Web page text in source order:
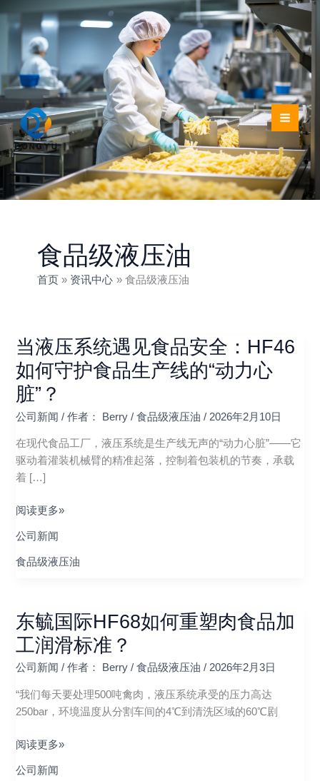
食品级液压油
首页 资讯中心 食品级液压油
当液压系统遇见食品安全：HF46
如何守护食品生产线的“动力心
脏”？
公司新闻 / 作者： Berry/食品级液压油 / 2026年2月10日
在现代食品工厂，液压系统是生产线无声的“动力心脏”——它
驱动着灌装机械臂的精准起落，控制着包装机的节奏，承载
着 […]
当
液
压
系
统
见
食
品
全：
HF46
何
食
品
生
产
的
力
脏”？
阅读更多»
公司新闻
食品级液压油
东毓国际HF68如何重塑肉食品加
工润滑标准？
公司新闻 / 作者： Berry/食品级液压油 /2026年2月3日
“我们每天要处理500吨禽肉，液压系统承受的压力高达
250bar，环境温度从分割车间的4℃到清洗区域的60℃剧
东
毓
国
际
如
重
肉
阅读更多»
公司新闻